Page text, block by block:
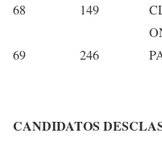
68
149
69
246
CANDIDATOS